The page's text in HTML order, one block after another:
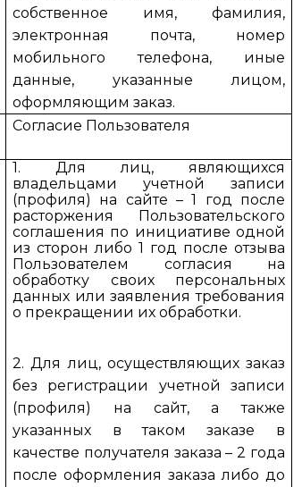
собственное имя, фамилия,
электронная почта, номер
мобильного телефона, иные
данные, указанные лицом,
оформляющим заказ.
Согласие Пользователя
1. Для лиц, являющихся
владельцами учетной записи
(профиля) на сайте – 1 год после
расторжения Пользовательского
соглашения по инициативе одной
из сторон либо 1 год после отзыва
Пользователем согласия на
обработку своих персональных
данных или заявления требования
о прекращении их обработки.
2. Для лиц, осуществляющих заказ
без регистрации учетной записи
(профиля) на сайт, а также
указанных в таком заказе в
качестве получателя заказа – 2 года
после оформления заказа либо до